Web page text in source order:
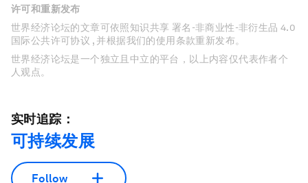
许可和重新发布
世界经济论坛的文章可依照知识共享 署名-非商业性-非衍生品 4.0
国际公共许可协议 , 并根据我们的使用条款重新发布。
世界经济论坛是一个独立且中立的平台，以上内容仅代表作者个
人观点。
实时追踪：
可持续发展
Follow